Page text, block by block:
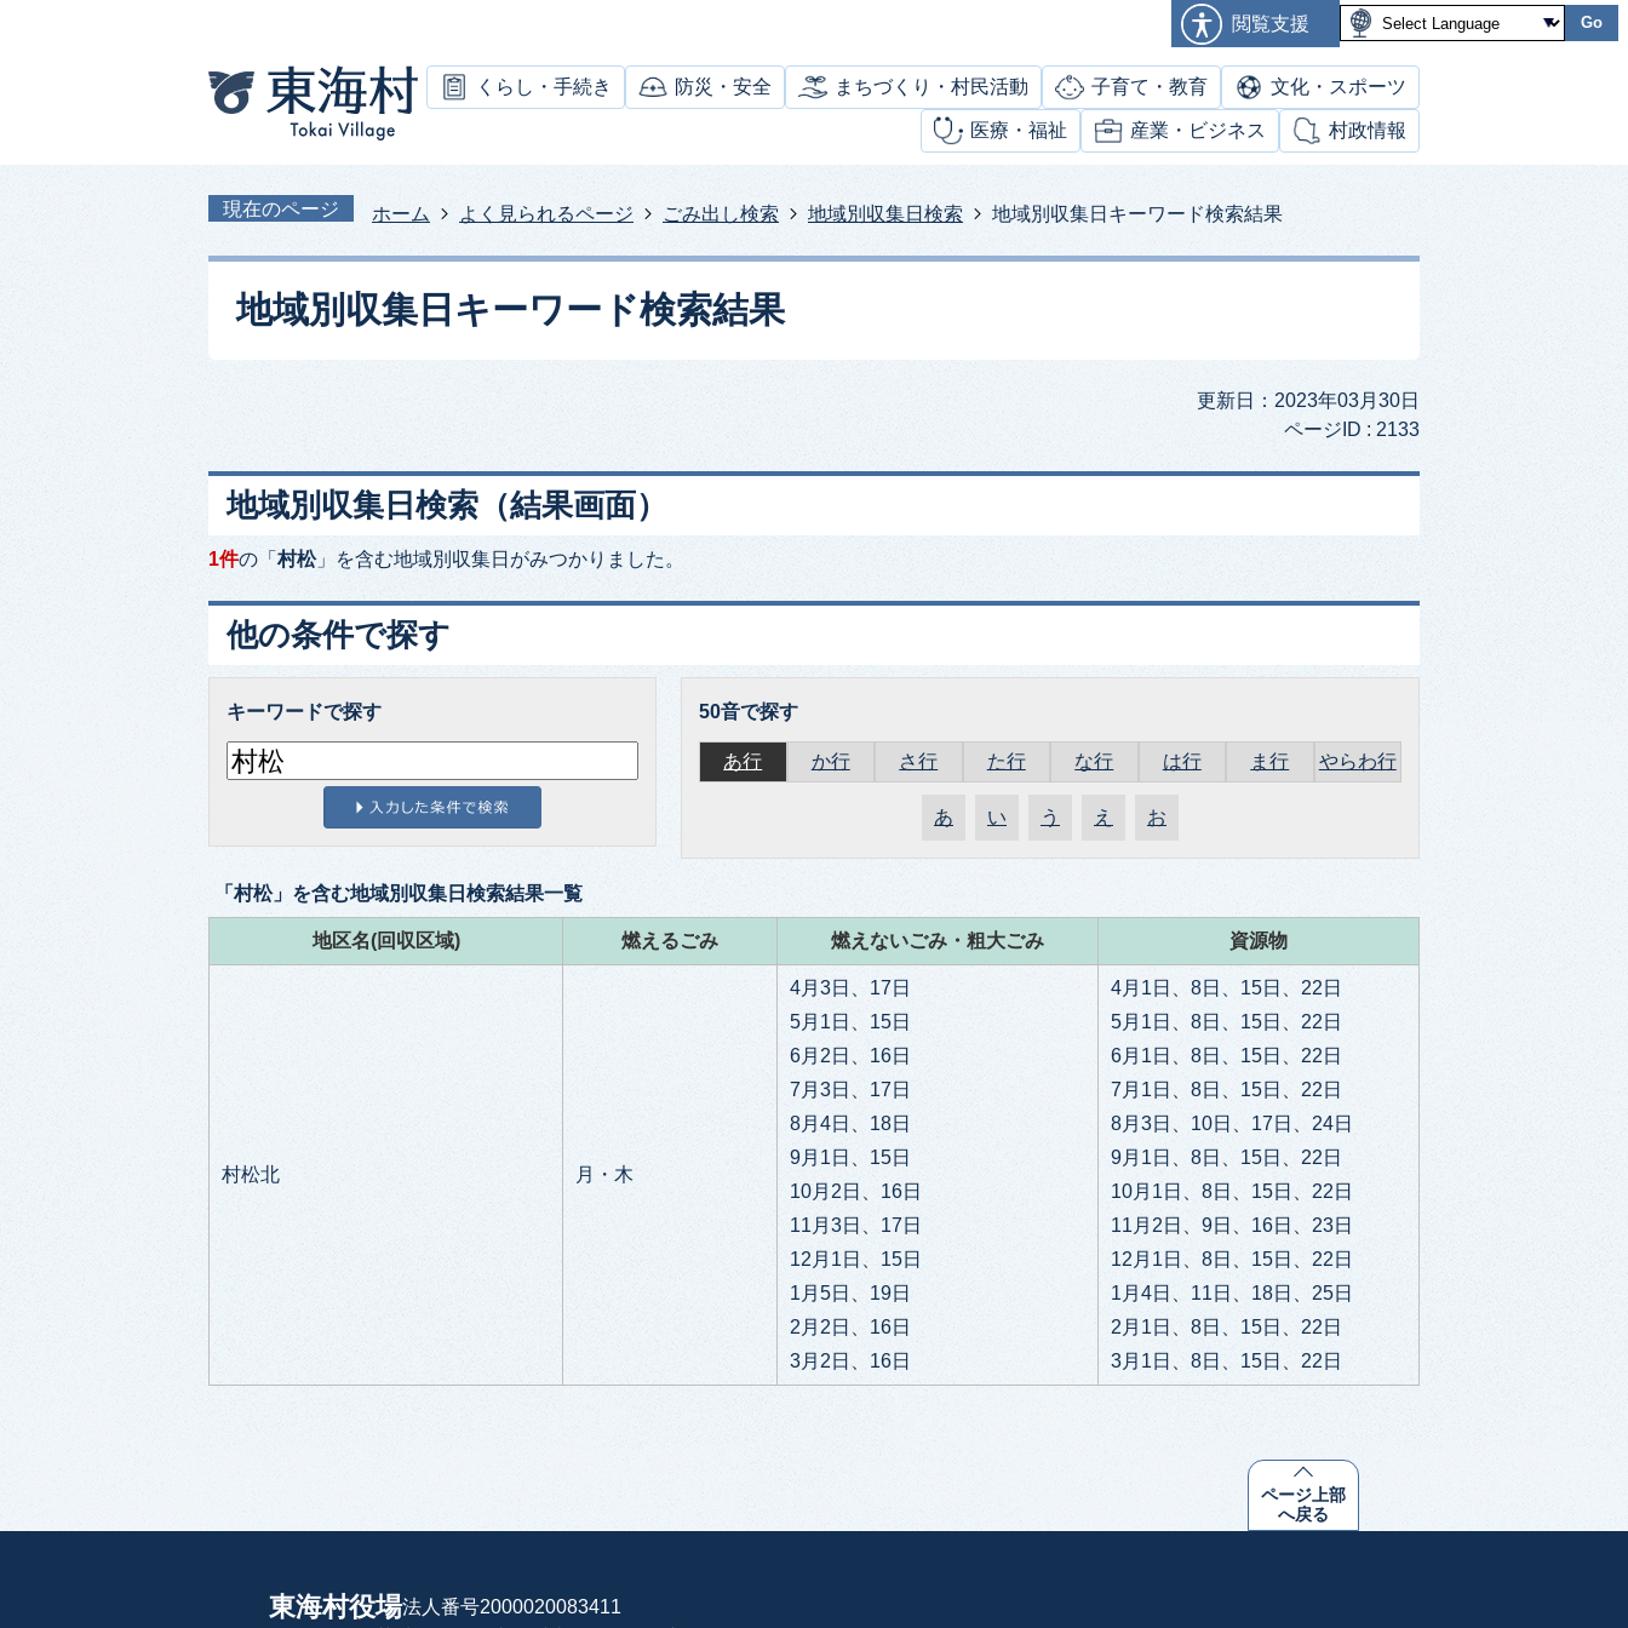
閲覧支援 Go
くらし・手続き 防災・安全 まちづくり・村民活動 子育て・教育 文化・スポーツ
医療・福祉 産業・ビジネス 村政情報
現在のページ ホーム よく見られるページ ごみ出し検索 地域別収集日検索 地域別収集日キーワード検索結果
地域別収集日キーワード検索結果
更新日：2023年03月30日
ページID : 2133
地域別収集日検索 （結果画面）
1件の「村松」を含む地域別収集日 がみつかりました。
他の条件で探す
キーワードで探す 50音で探す
あ行 か行 さ行 た行 な行 は行 ま行 やらわ行
あ い う え お
「村松」を含む地域別収集日検索結果一覧
地区名(回収区域) 燃えるごみ 燃えないごみ・粗大ごみ 資源物
村松北 月・木
4月3日、17日
5月1日、15日
6月2日、16日
7月3日、17日
8月4日、18日
9月1日、15日
10月2日、16日
11月3日、17日
12月1日、15日
1月5日、19日
2月2日、16日
3月2日、16日
4月1日、8日、15日、22日
5月1日、8日、15日、22日
6月1日、8日、15日、22日
7月1日、8日、15日、22日
8月3日、10日、17日、24日
9月1日、8日、15日、22日
10月1日、8日、15日、22日
11月2日、9日、16日、23日
12月1日、8日、15日、22日
1月4日、11日、18日、25日
2月1日、8日、15日、22日
3月1日、8日、15日、22日
ページ上部
へ戻る
東海村役場法人番号2000020083411